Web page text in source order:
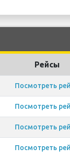
Рейсы
Посмотреть
Посмотреть
Посмотреть
Посмотреть